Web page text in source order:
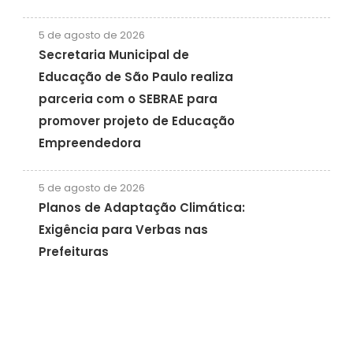
5 de agosto de 2026
Secretaria Municipal de
Educação de São Paulo realiza
parceria com o SEBRAE para
promover projeto de Educação
Empreendedora
5 de agosto de 2026
Planos de Adaptação Climática:
Exigência para Verbas nas
Prefeituras